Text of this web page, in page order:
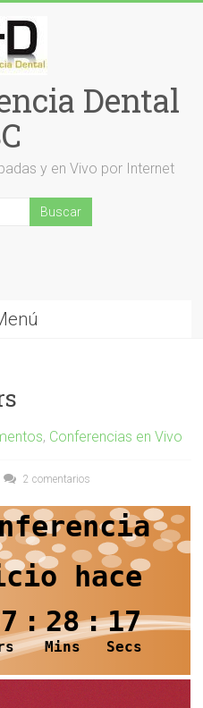
Dental
y en Vivo por Internet
, Conferencias en Vivo
2 comentarios